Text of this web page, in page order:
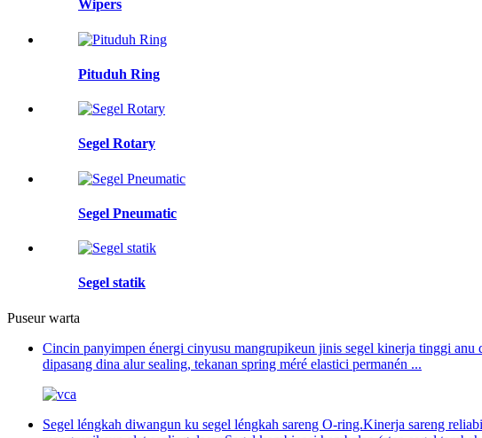
Wipers
Pituduh Ring
Segel Rotary
Segel Pneumatic
Segel statik
Puseur warta
Cincin panyimpen énergi cinyusu mangrupikeun jinis segel kinerja tinggi
dipasang dina alur sealing, tekanan spring méré elastici permanén ...
Segel léngkah diwangun ku segel léngkah sareng O-ring.Kinerja sareng